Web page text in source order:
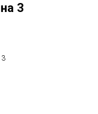
3
3